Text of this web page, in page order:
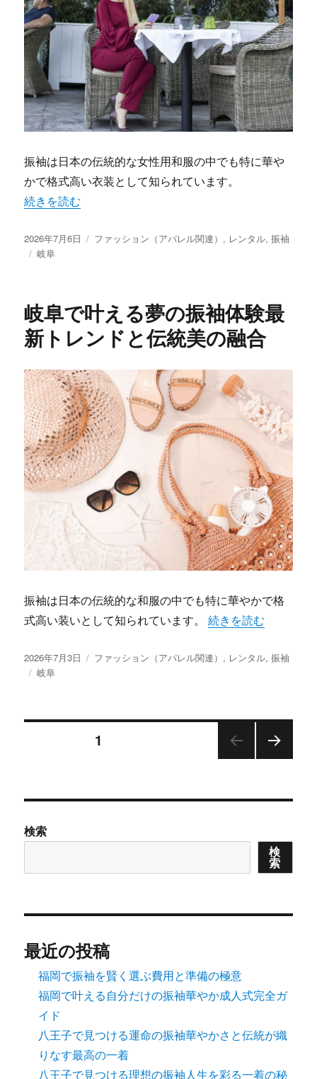
振袖は日本の伝統的な女性用和服の中でも特に華や
かで格式高い衣装として知られています。
“岐阜で見つける最高の振袖体験と伝統美の秘密” の
続きを読む
投
稿
2026年7月6日
カ
ファッション（アパレル関連） , レンタル,振袖
タ
岐阜
岐阜で叶える夢の振袖体験最
新トレンドと伝統美の融合
振袖は日本の伝統的な和服の中でも特に華やかで格
式高い装いとして知られています。“岐阜で叶える夢の
続きを読む
投
稿
2026年7月3日
カ
ー
ファッション（アパレル関連） , レンタル,振袖
タ
岐阜
の
ペ
ー
ジ
送
り
1
検索
検
索
最近の投稿
福岡で振袖を賢く選ぶ費用と準備の極意
福岡で叶える自分だけの振袖華やか成人式完全ガ
イド
八王子で見つける運命の振袖華やかさと伝統が織
りなす最高の一着
八王子で見つける理想の振袖人生を彩る一着の秘